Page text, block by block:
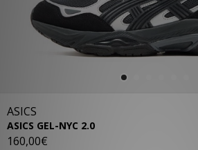
ASICS
ASICS GEL-NYC 2.0
160,00€